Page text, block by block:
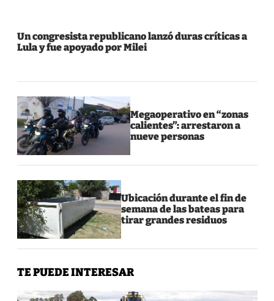
Un congresista republicano lanzó duras críticas a
Lula y fue apoyado por Milei
Megaoperativo en “zonas
calientes”: arrestaron a
nueve personas
Ubicación durante el fin de
semana de las bateas para
tirar grandes residuos
TE PUEDE INTERESAR